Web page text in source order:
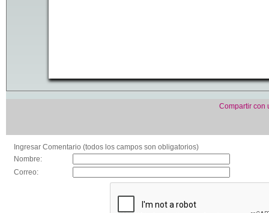
Compartir con
Ingresar Comentario (todos los campos son obligatorios)
Nombre:
Correo: